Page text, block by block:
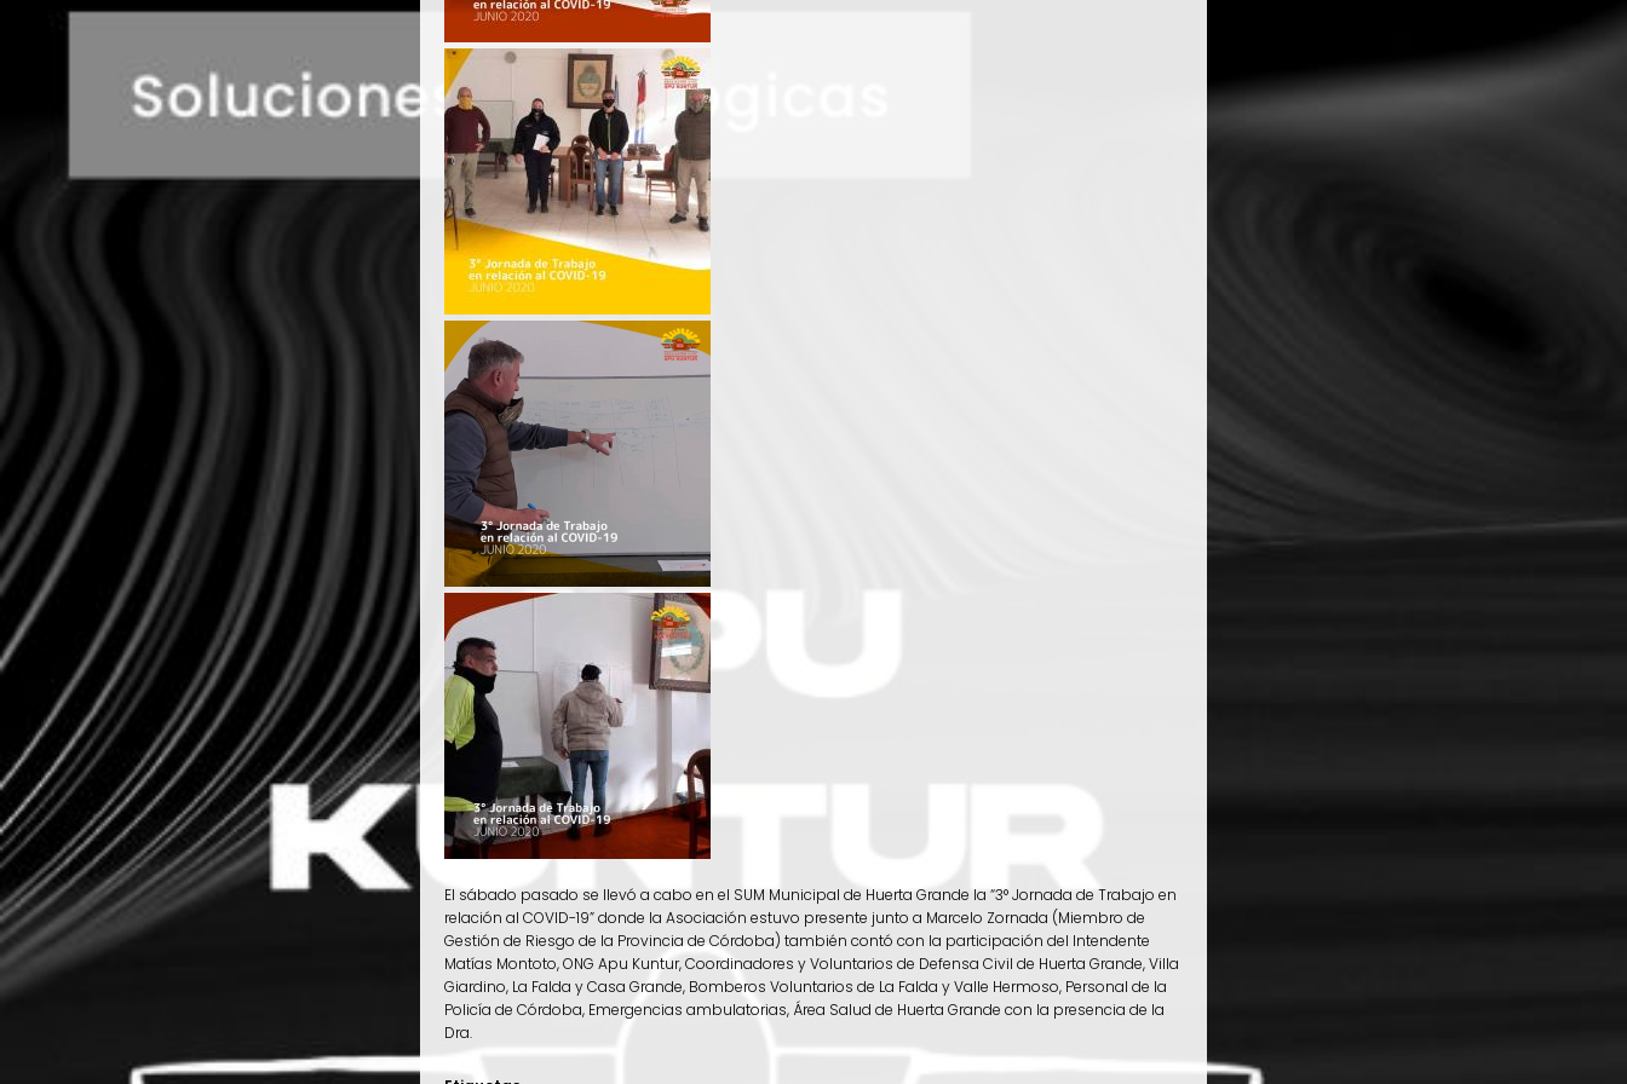
El sábado pasado se llevó a cabo en el SUM Municipal de Huerta Grande la “3° Jornada de Trabajo en
relación al COVID-19” donde la Asociación estuvo presente junto a Marcelo Zornada (Miembro de
Gestión de Riesgo de la Provincia de Córdoba) también contó con la participación del Intendente
Matías Montoto, ONG Apu Kuntur, Coordinadores y Voluntarios de Defensa Civil de Huerta Grande, Villa
Giardino, La Falda y Casa Grande, Bomberos Voluntarios de La Falda y Valle Hermoso, Personal de la
Policía de Córdoba, Emergencias ambulatorias, Área Salud de Huerta Grande con la presencia de la
Dra.